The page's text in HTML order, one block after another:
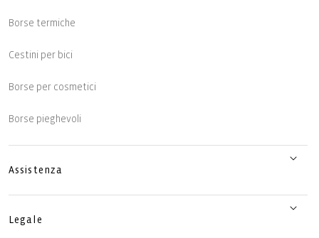
Borse termiche
Cestini per bici
Borse per cosmetici
Borse pieghevoli
Assistenza
Legale